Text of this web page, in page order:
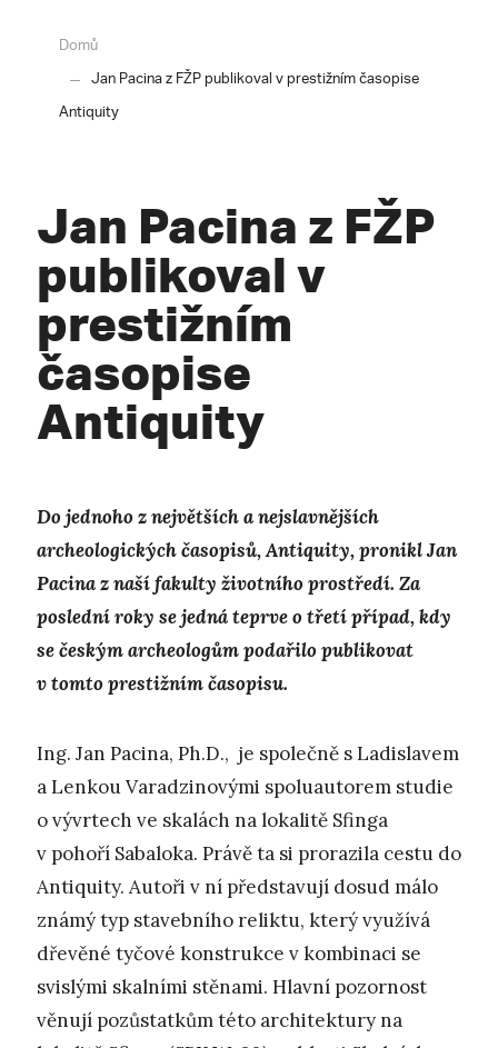
Domů
Jan Pacina z FŽP publikoval v prestižním časopise
Antiquity
Jan Pacina z FŽP
publikoval v
prestižním
časopise
Antiquity
Do jednoho z největších a nejslavnějších
archeologických časopisů, Antiquity, pronikl Jan
Pacina z naší fakulty životního prostředí. Za
poslední roky se jedná teprve o třetí případ, kdy
se českým archeologům podařilo publikovat
v tomto prestižním časopisu.
Ing. Jan Pacina, Ph.D., je společně s Ladislavem
a Lenkou Varadzinovými spoluautorem studie
o vývrtech ve skalách na lokalitě Sfinga
v pohoří Sabaloka. Právě ta si prorazila cestu do
Antiquity. Autoři v ní představují dosud málo
známý typ stavebního reliktu, který využívá
dřevěné tyčové konstrukce v kombinaci se
svislými skalními stěnami. Hlavní pozornost
věnují pozůstatkům této architektury na